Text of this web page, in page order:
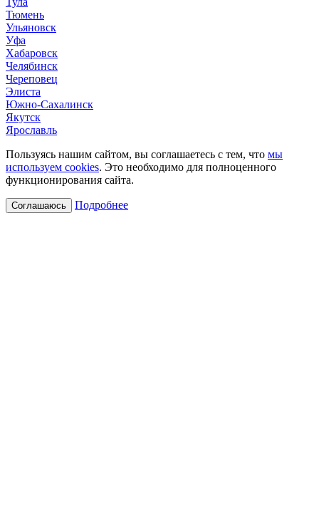
Тюмень
Ульяновск
Уфа
Хабаровск
Челябинск
Череповец
Элиста
Южно-Сахалинск
Якутск
Ярославль
Пользуясь нашим сайтом, вы соглашаетесь с тем, что мы
используем cookies. Это необходимо для полноценного
функционирования сайта.
Соглашаюсь Подробнее